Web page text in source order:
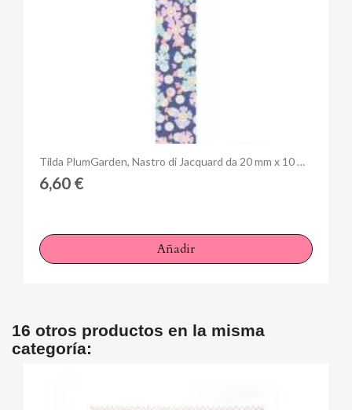
Anteprima Tilda PlumGarden, Nastro di Jacquard da 20 mm x 10 metri
6,60 €
Añadir
16 otros productos en la misma
categoría: